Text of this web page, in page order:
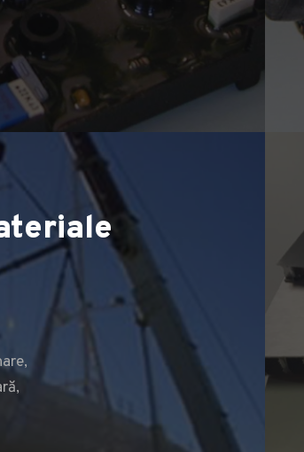
MAI MULT
materiale
compozite
MAI MULT